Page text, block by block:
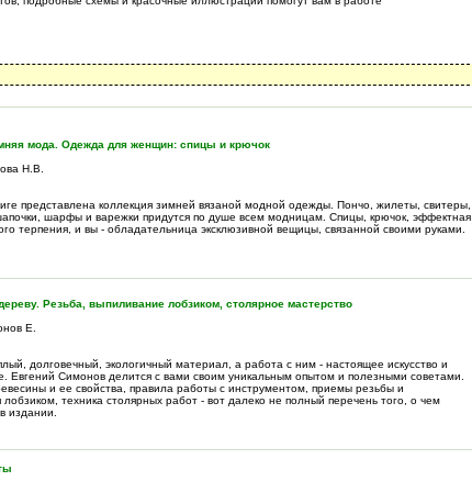
мода. Одежда для женщин: спицы и крючок
Н.В.
представлена коллекция зимней вязаной модной одежды. Пончо, жилеты, свитеры,
шарфы и варежки придутся по душе всем модницам. Спицы, крючок, эффектная
терпения, и вы - обладательница эксклюзивной вещицы, связанной своими руками.
Резьба, выпиливание лобзиком, столярное мастерство
Е.
долговечный, экологичный материал, а работа с ним - настоящее искусство и
Евгений Симонов делится с вами своим уникальным опытом и полезными советами.
и ее свойства, правила работы с инструментом, приемы резьбы и
лобзиком, техника столярных работ - вот далеко не полный перечень того, о чем
издании.